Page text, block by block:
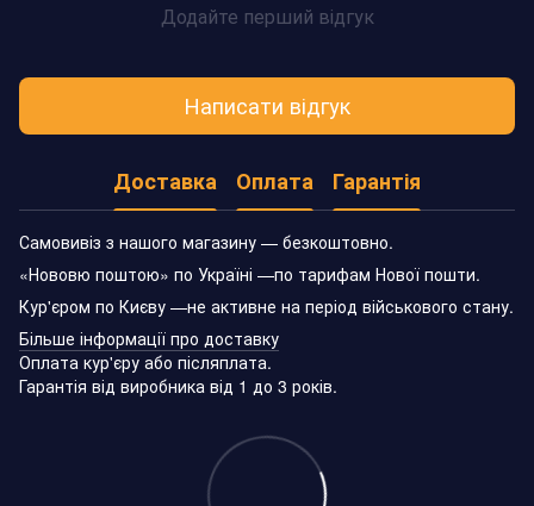
Додайте перший відгук
Написати відгук
Доставка Оплата Гарантія
Самовивіз з нашого магазину — безкоштовно.
«Нововю поштою» по Україні —по тарифам Нової пошти.
Кур'єром по Києву —не активне на період військового стану.
Більше інформації про доставку
Оплата кур'єру або післяплата.
Гарантія від виробника від 1 до 3 років.